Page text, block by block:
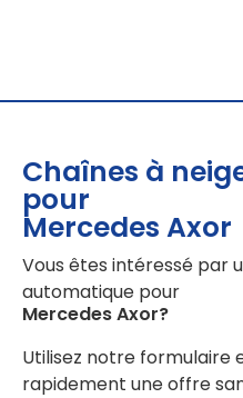
Chaînes à
pour
Mercedes Axor
Vous êtes intéressé par
automatique pour
Mercedes Axor?
Utilisez notre formulaire
rapidement une offre